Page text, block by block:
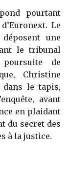
pourtant
Le
une
le tribunal
de
Christine
le tapis,
avant
en plaidant
du secret des
à la justice.